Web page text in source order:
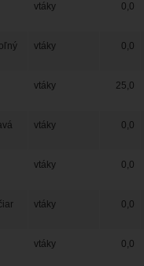
vtáky 0,0
vtáky 0,0
vtáky 25,0
vtáky 0,0
vtáky 0,0
vtáky 0,0
vtáky 0,0